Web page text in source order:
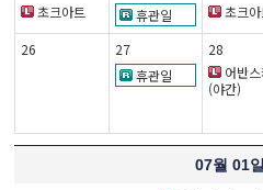
초크아트
휴관일
초크아
26
27
휴관일
28
어반
(야간)
07월 01